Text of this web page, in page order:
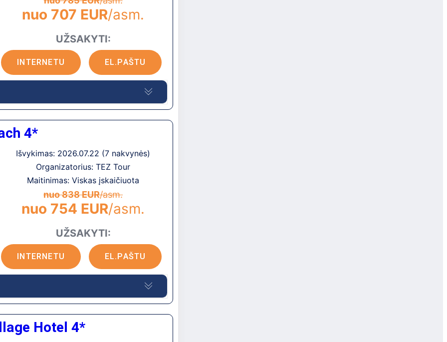
mokestį
Chersonisos miestelyje (apie 1 km).
mokestį
nuo 707 EUR/asm.
UŽSAKYTI:
INTERNETU
EL.PAŠTU
2016 metų žiemą.
iki Agios Nikolaos miesto centro, apie 2
stotelės. Vakaro pramogos: Agios
4*
Išvykimas: 2026.07.22 (7 nakvynės)
Organizatorius: TEZ Tour
Maitinimas: Viskas įskaičiuota
nuo 838 EUR/asm.
nuo 754 EUR/asm.
UŽSAKYTI:
INTERNETU
EL.PAŠTU
iki Chersonisos. Apie 100 m iki autobusų
Hotel 4*